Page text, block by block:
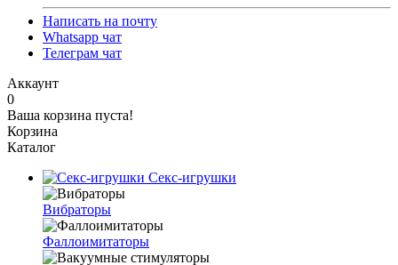
Написать на почту
Whatsapp чат
Телеграм чат
Аккаунт
0
Ваша корзина пуста!
Корзина
Каталог
Секс-игрушки
Вибраторы
Фаллоимитаторы